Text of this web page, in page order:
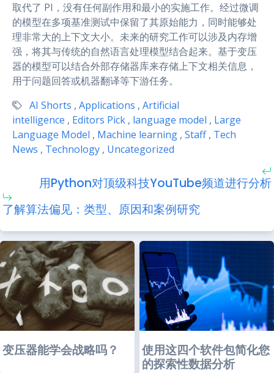
取代了 PI，没有任何副作用和最小的实施工作。经过微调
的模型在多项基准测试中保留了其原始能力，同时能够处
理非常大的上下文大小。未来的研究工作可以涉及内存增
强，将其与传统的自然语言处理模型结合起来。基于变压
器的模型可以结合外部存储器库来存储上下文相关信息，
用于问题回答或机器翻译等下游任务。
AI Shorts , Applications , Artificial
intelligence , Editors Pick , language model , Large
Language Model , Machine learning , Staff , Tech
News , Technology , Uncategorized
用Python对顶级科技YouTube频道进行分析
了解算法偏见：类型、原因和案例研究
变压器能学会战略吗？
使用这四个软件包简化您
的探索性数据分析